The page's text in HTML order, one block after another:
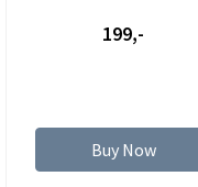
199,-
Buy Now